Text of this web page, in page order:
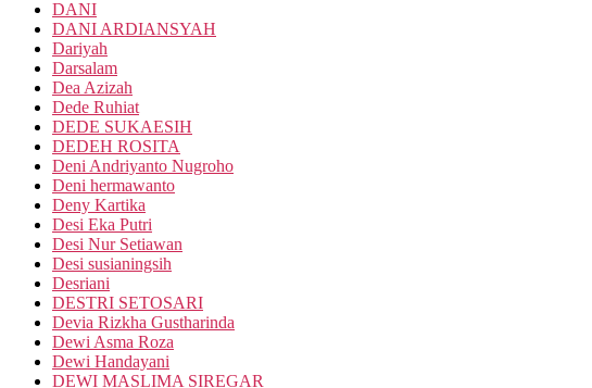
DANI
DANI ARDIANSYAH
Dariyah
Darsalam
Dea Azizah
Dede Ruhiat
DEDE SUKAESIH
DEDEH ROSITA
Deni Andriyanto Nugroho
Deni hermawanto
Deny Kartika
Desi Eka Putri
Desi Nur Setiawan
Desi susianingsih
Desriani
DESTRI SETOSARI
Devia Rizkha Gustharinda
Dewi Asma Roza
Dewi Handayani
DEWI MASLIMA SIREGAR